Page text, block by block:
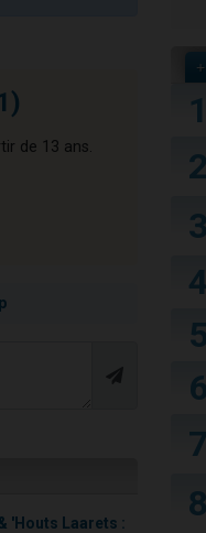
de 13 ans.
'Houts Laarets :
1
2
3
4
5
6
7
8